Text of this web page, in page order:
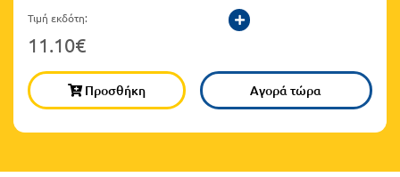
Μαθητικοί
Διαγωνισμοί
Παζλ και
Επιτραπέζια
Για
όλο
Τιμή εκδότη:
11.10€
Προσθήκη Αγορά τώρα